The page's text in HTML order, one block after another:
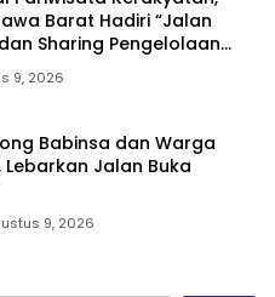
Barat Hadiri “Jalan
Sharing Pengelolaan
Tiu Suntuk”
9, 2026
Babinsa dan Warga
Lebarkan Jalan Buka
9, 2026